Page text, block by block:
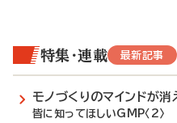
特集・連載 最新記事
モノづくりのマインドが
皆に知ってほしいGMP〈2〉